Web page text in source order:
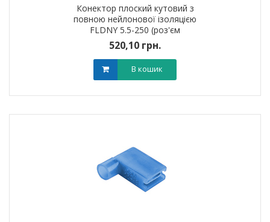
Конектор плоский кутовий з
повною нейлонової ізоляцією
FLDNY 5.5-250 (роз'єм
&quot;Мама&quot;)
520,10 грн.
В кошик